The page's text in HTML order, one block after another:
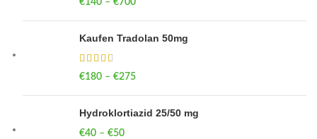
Kaufen Tradolan 50mg
€180 – €275
Hydroklortiazid 25/50 mg
€40 – €50